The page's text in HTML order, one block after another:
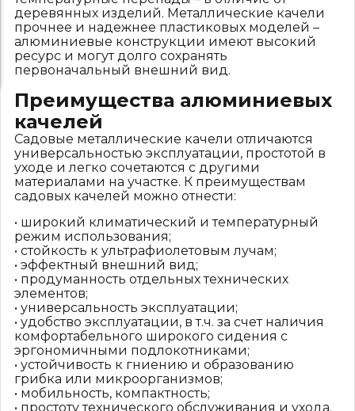
деревянных изделий. Металлические качели
прочнее и надежнее пластиковых моделей –
алюминиевые конструкции имеют высокий
ресурс и могут долго сохранять
первоначальный внешний вид.
Преимущества алюминиевых
качелей
Садовые металлические качели отличаются
универсальностью эксплуатации, простотой в
уходе и легко сочетаются с другими
материалами на участке. К преимуществам
садовых качелей можно отнести:
• широкий климатический и температурный
режим использования;
• стойкость к ультрафиолетовым лучам;
• эффектный внешний вид;
• продуманность отдельных технических
элементов;
• универсальность эксплуатации;
• удобство эксплуатации, в т.ч. за счет наличия
комфортабельного широкого сидения с
эргономичными подлокотниками;
• устойчивость к гниению и образованию
грибка или микроорганизмов;
• мобильность, компактность;
• простоту технического обслуживания и ухода.